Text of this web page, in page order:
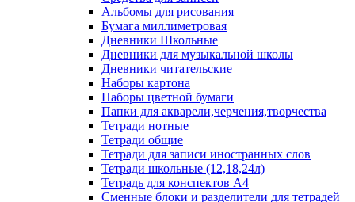
Альбомы для рисования
Бумага миллиметровая
Дневники Школьные
Дневники для музыкальной школы
Дневники читательские
Наборы картона
Наборы цветной бумаги
Папки для акварели,черчения,творчества
Тетради нотные
Тетради общие
Тетради для записи иностранных слов
Тетради школьные (12,18,24л)
Тетрадь для конспектов А4
Сменные блоки и разделители для тетрадей